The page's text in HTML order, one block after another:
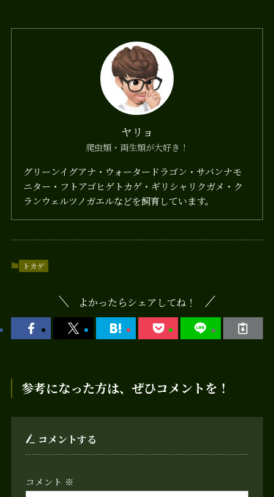
ヤリョ
爬虫類・両生類が大好き！
グリーンイグアナ・ウォータードラゴン・サバンナモ
ニター・フトアゴヒゲトカゲ・ギリシャリクガメ・ク
ランウェルツノガエルなどを飼育しています。
トカゲ
よかったらシェアしてね！
参考になった方は、ぜひコメントを！
コメントする
コメント ※